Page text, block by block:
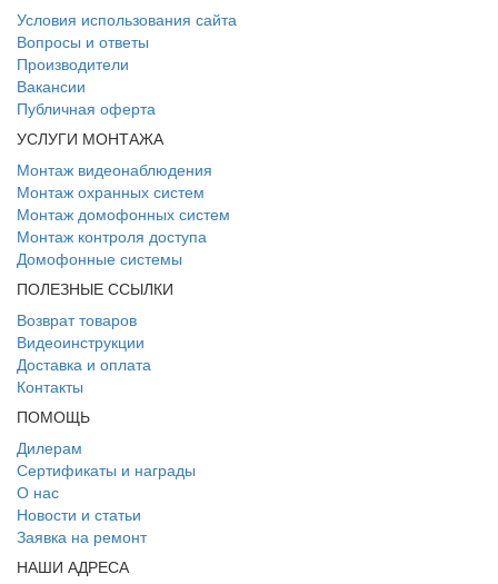
Условия использования сайта
Вопросы и ответы
Производители
Вакансии
Публичная оферта
УСЛУГИ МОНТАЖА
Монтаж видеонаблюдения
Монтаж охранных систем
Монтаж домофонных систем
Монтаж контроля доступа
Домофонные системы
ПОЛЕЗНЫЕ ССЫЛКИ
Возврат товаров
Видеоинструкции
Доставка и оплата
Контакты
ПОМОЩЬ
Дилерам
Сертификаты и награды
О нас
Новости и статьи
Заявка на ремонт
НАШИ АДРЕСА